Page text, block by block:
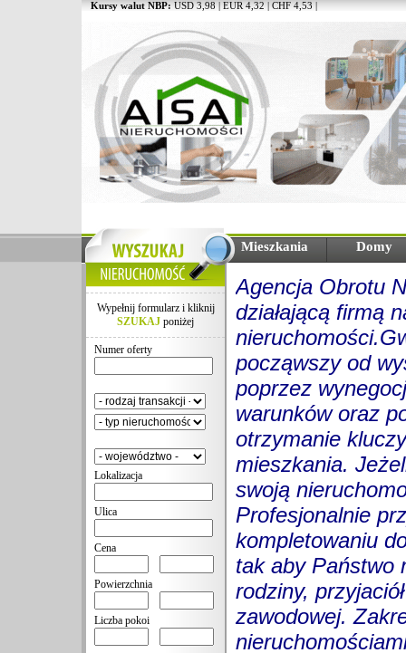
Kursy walut NBP:USD 3,98 | EUR 4,32 | CHF 4,53 |
Mieszkania Domy
Wypełnij formularz i kliknij
SZUKAJ poniżej
Numer oferty
Lokalizacja
Ulica
Cena
Powierzchnia
Liczba pokoi
Agencja Obrotu
działającą firmą
począwszy od
poprzez
warunków oraz
otrzymanie
mieszkania.
swoją
Profesjonalnie
kompletowaniu
tak aby Państwo
rodziny,
zawodowej.